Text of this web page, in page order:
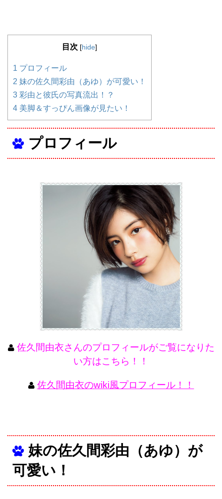
目次 [hide]
1 プロフィール
2 妹の佐久間彩由（あゆ）が可愛い！
3 彩由と彼氏の写真流出！？
4 美脚＆すっぴん画像が見たい！
プロフィール
佐久間由衣さんのプロフィールがご覧になりた
い方はこちら！！
佐久間由衣のwiki風プロフィール！！
妹の佐久間彩由（あゆ）が
可愛い！